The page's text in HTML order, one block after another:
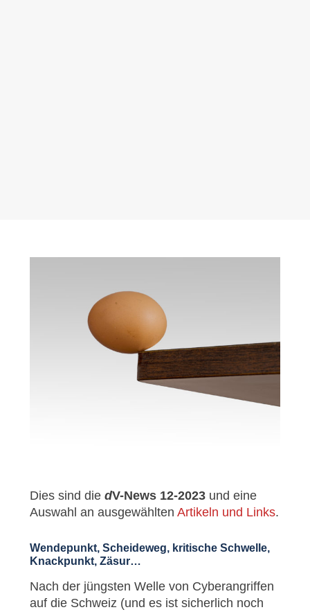
Dies sind die dV-News 12-2023und eine
Auswahl an ausgewählten Artikeln und Links.
Wendepunkt, Scheideweg, kritische Schwelle,
Knackpunkt, Zäsur…
Nach der jüngsten Welle von Cyberangriffen
auf die Schweiz (und es ist sicherlich noch